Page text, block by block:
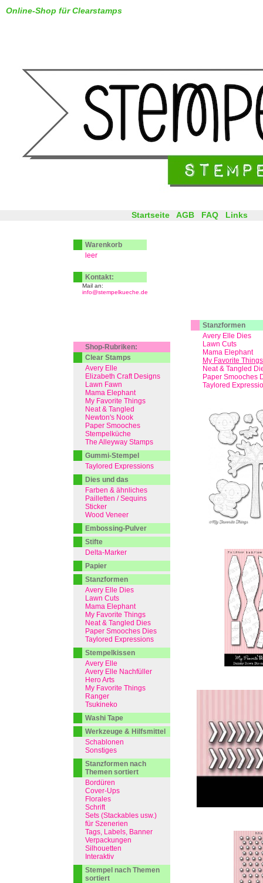
Online-Shop für Clearstamps
Stanzformen
Avery Elle Dies
Lawn Cuts
Mama Elephant
My Favorite Things
Neat & Tangled
Paper Smooches
Taylored
Startseite AGB FAQ Links
Warenkorb
leer
Kontakt:
Mail an:
info@stempelkueche.de
Shop-Rubriken:
Clear Stamps
Avery Elle
Elizabeth Craft Designs
Lawn Fawn
Mama Elephant
My Favorite Things
Neat & Tangled
Newton's Nook
Paper Smooches
Stempelküche
The Alleyway Stamps
Gummi-Stempel
Taylored Expressions
Dies und das
Farben & ähnliches
Pailletten / Sequins
Sticker
Wood Veneer
Embossing-Pulver
Stifte
Delta-Marker
Papier
Stanzformen
Avery Elle Dies
Lawn Cuts
Mama Elephant
My Favorite Things
Neat & Tangled Dies
Paper Smooches Dies
Taylored Expressions
Stempelkissen
Avery Elle
Avery Elle Nachfüller
Hero Arts
My Favorite Things
Ranger
Tsukineko
Washi Tape
Werkzeuge & Hilfsmittel
Schablonen
Sonstiges
Stanzformen nach
Themen sortiert
Bordüren
Cover-Ups
Florales
Schrift
Sets (Stackables usw.)
für Szenerien
Tags, Labels, Banner
Verpackungen
Silhouetten
Interaktiv
Stempel nach Themen
sortiert